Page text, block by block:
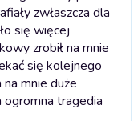
zwłaszcza dla
się więcej
zrobił na mnie
się kolejnego
mnie duże
ogromna tragedia